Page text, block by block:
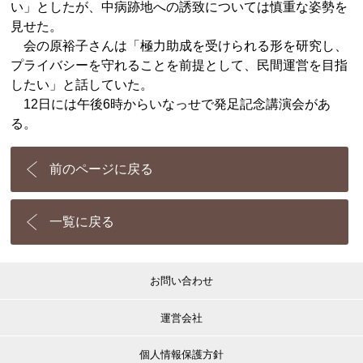
い」としたが、中病跡地への誘致については慎重な姿勢を
見せた。
会の原裕子さんは「極力助成を受けられる形を研究し、
プライバシーを守れることを前提として、民間運営を目指
したい」と話していた。
12日には午後6時からいなっせで発足記念講演会があ
る。
前のページに戻る
一覧に戻る
お問い合わせ
運営会社
個人情報保護方針